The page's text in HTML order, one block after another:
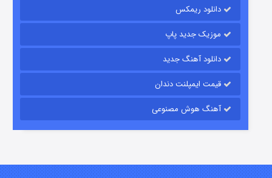
قسمت
قسمت۱۵ (دوبله) منتشر شد
دانلود ریمکس
موزیک جدید پاپ
دانلود آهنگ جدید
قیمت ایمپلنت دندان
آهنگ هوش مصنوعی